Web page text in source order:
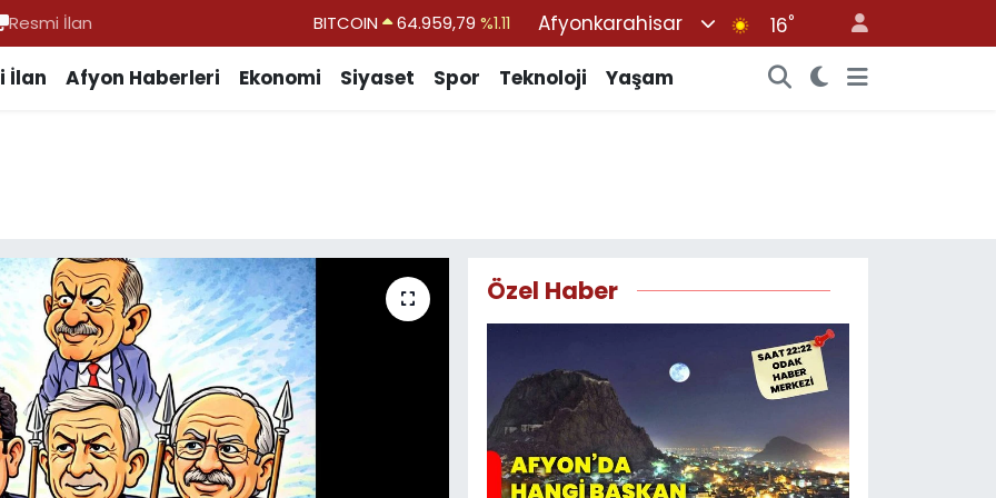
Resmi İlan DOLAR 47,7436%0.18
EURO
55,2510
%0.32
Afyonkarahisar 16°
İlan Afyon Haberleri Ekonomi Siyaset Spor Teknoloji Yaşam
Özel Haber